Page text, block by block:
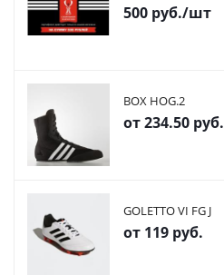
500 руб./шт
BOX HOG.2
от234.50 руб.
GOLETTO VI FG J
от 119 руб.